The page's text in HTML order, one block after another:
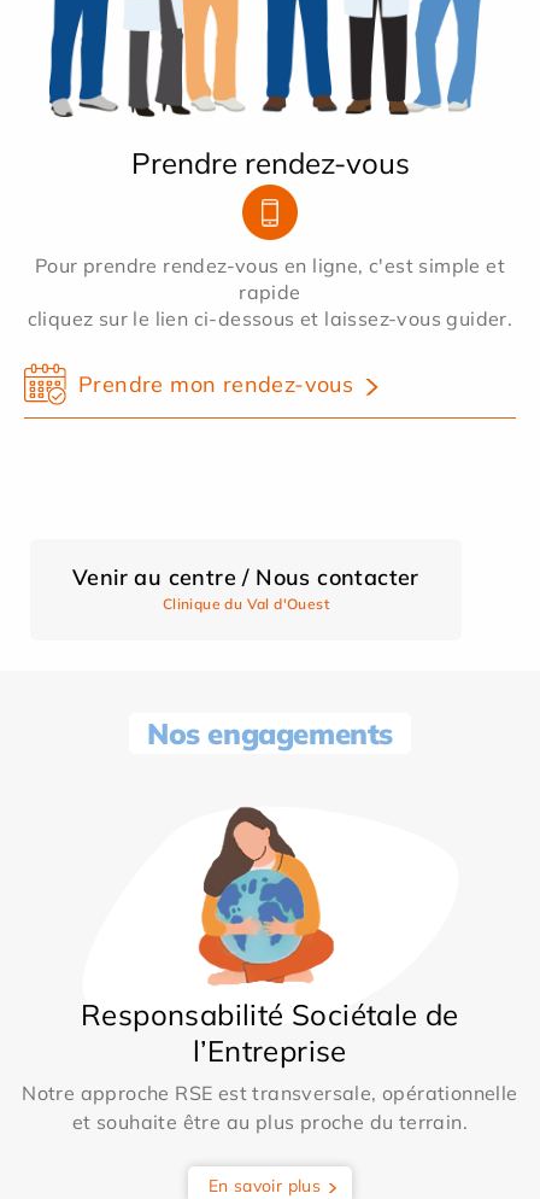
Prendre rendez-vous
Pour prendre rendez-vous en ligne, c'est simple et
rapide
cliquez sur le lien ci-dessous et laissez-vous guider.
Prendre mon rendez-vous
Venir au centre / Nous contacter
Clinique du Val d'Ouest
Nos engagements
Responsabilité Sociétale de
l’Entreprise
Notre approche RSE est transversale, opérationnelle
et souhaite être au plus proche du terrain.
En savoir plus